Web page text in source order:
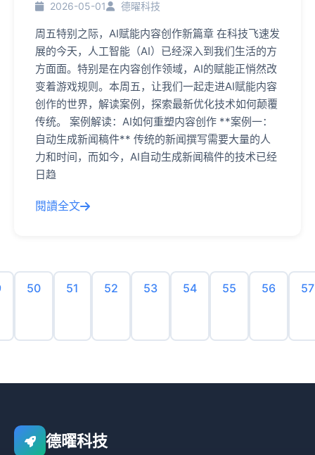
2026-05-01 德曜科技
周五特别之际，AI赋能内容创作新篇章 在科技飞速发
展的今天，人工智能（AI）已经深入到我们生活的方
方面面。特别是在内容创作领域，AI的赋能正悄然改
变着游戏规则。本周五，让我们一起走进AI赋能内容
创作的世界，解读案例，探索最新优化技术如何颠覆
传统。 案例解读：AI如何重塑内容创作 **案例一：
自动生成新闻稿件** 传统的新闻撰写需要大量的人
力和时间，而如今，AI自动生成新闻稿件的技术已经
日趋
閱讀全文
50 51 52 53 54 55 56 57
德曜科技